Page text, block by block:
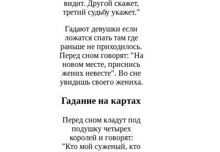
видит. Другой скажет,
третий судьбу укажет."
Гадают девушки если
ложатся спать там где
раньше не приходилось.
Перед сном говорят: "На
новом месте, приснись
жених невесте". Во сне
увидишь своего жениха.
Гадание на картах
Перед сном кладут под
подушку четырех
королей и говорят:
"Кто мой суженый, кто